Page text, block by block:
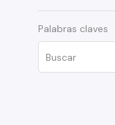
Palabras claves